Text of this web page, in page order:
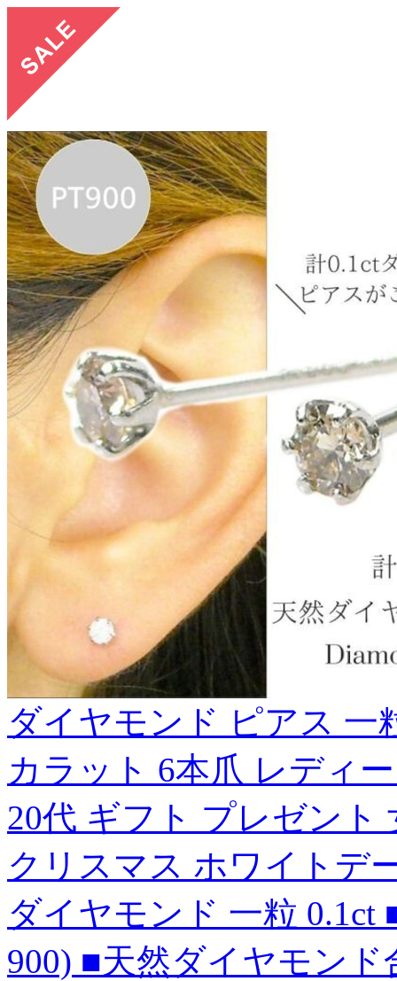
ダイヤモンド ピアス 一
カラット 6本爪 レディ
20代 ギフト プレゼント
クリスマス ホワイトデ
ダイヤモンド 一粒 0.1ct
900) ■天然ダイヤモンド